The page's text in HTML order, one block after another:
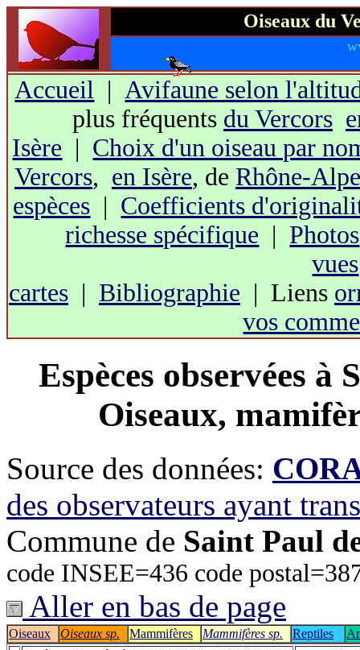
Oiseaux du
Accueil |Avifaune selon
plus fréquents du Vercors
Isère | Choix d'un oiseau par
Vercors, en Isère, de Rhône-
espèces | Coefficients
richesse spécifique | Photos
vues
cartes | Bibliographie | Liens
vos
Espèces observées à
Oiseaux,
Source des données:
des observateurs ayant
Commune de Saint Paul
code INSEE=436 code
Aller en bas de page
Oiseaux Oiseaux sp. Mammifères Mammifères sp. Reptiles